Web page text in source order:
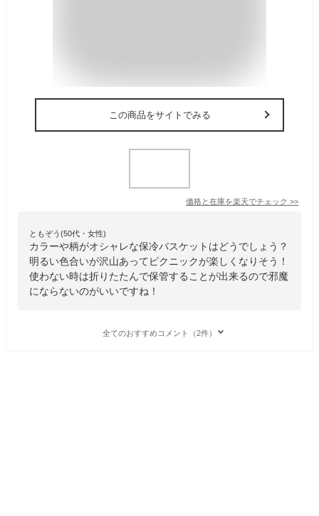
この商品をサイトでみる
価格と在庫を楽天でチェック >>
ともぞう(50代・女性)
カラーや柄がオシャレな保冷バスケットはどうでしょう？
明るい色合いが沢山あってピクニックが楽しくなりそう！
使わない時は折りたたんで保管することが出来るので邪魔
にならないのがいいですね！
全てのおすすめコメント（2件）